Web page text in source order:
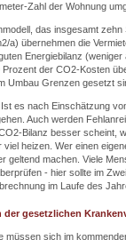
Zahl der Wohnung
das insgesamt
a) übernehmen die
Energiebilanz
der CO2-Kosten
Umbau Grenzen gesetzt
es nach Einschätzung
Auch werden
Bilanz besser scheint,
viel heizen. Wer einen
geltend machen. Viele
- hier sollte im
im Laufe des
der gesetzlichen
sich im